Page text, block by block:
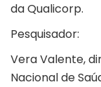
da Qualicorp.
Pesquisador:
Vera Valente,
Nacional de